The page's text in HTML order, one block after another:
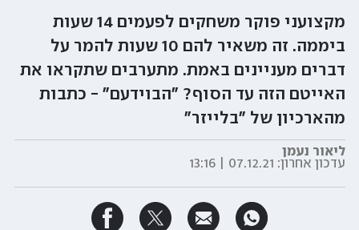
מקצועני פוקר משחקים לפעמים 14 שעות
ביממה. זה משאיר להם 10 שעות להמר על
דברים מעניינים באמת. מתערבים שתקראו את
האייטם הזה עד הסוף? "הבוידעם" - כתבות
מהארכיון של "בלייזר"
ליאור נעמן
עדכון אחרון: 07.12.21 | 13:16